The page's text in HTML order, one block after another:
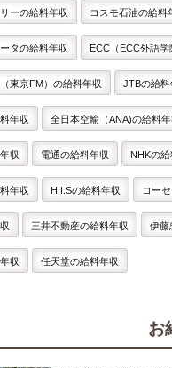
リーの給料年収 コスモ石油の給料
ータの給料年収 ECC（ECC外語
（東京FM）の給料年収 JTBの給料
料年収 全日本空輸（ANA)の給料年
年収 電通の給料年収 NHKの
料年収 H.I.Sの給料年収 コー
収 三井不動産の給料年収 伊藤
年収 任天堂の給料年収
お